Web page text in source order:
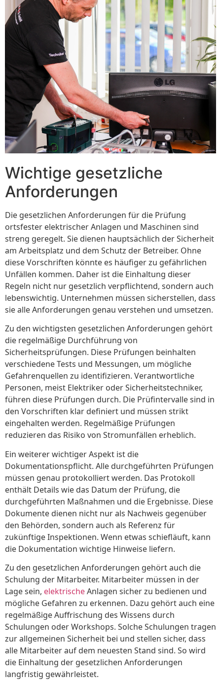
Wichtige gesetzliche
Anforderungen
Die gesetzlichen Anforderungen für die Prüfung
ortsfester elektrischer Anlagen und Maschinen sind
streng geregelt. Sie dienen hauptsächlich der Sicherheit
am Arbeitsplatz und dem Schutz der Betreiber. Ohne
diese Vorschriften könnte es häufiger zu gefährlichen
Unfällen kommen. Daher ist die Einhaltung dieser
Regeln nicht nur gesetzlich verpflichtend, sondern auch
lebenswichtig. Unternehmen müssen sicherstellen, dass
sie alle Anforderungen genau verstehen und umsetzen.
Zu den wichtigsten gesetzlichen Anforderungen gehört
die regelmäßige Durchführung von
Sicherheitsprüfungen. Diese Prüfungen beinhalten
verschiedene Tests und Messungen, um mögliche
Gefahrenquellen zu identifizieren. Verantwortliche
Personen, meist Elektriker oder Sicherheitstechniker,
führen diese Prüfungen durch. Die Prüfintervalle sind in
den Vorschriften klar definiert und müssen strikt
eingehalten werden. Regelmäßige Prüfungen
reduzieren das Risiko von Stromunfällen erheblich.
Ein weiterer wichtiger Aspekt ist die
Dokumentationspflicht. Alle durchgeführten Prüfungen
müssen genau protokolliert werden. Das Protokoll
enthält Details wie das Datum der Prüfung, die
durchgeführten Maßnahmen und die Ergebnisse. Diese
Dokumente dienen nicht nur als Nachweis gegenüber
den Behörden, sondern auch als Referenz für
zukünftige Inspektionen. Wenn etwas schiefläuft, kann
die Dokumentation wichtige Hinweise liefern.
Zu den gesetzlichen Anforderungen gehört auch die
Schulung der Mitarbeiter. Mitarbeiter müssen in der
Lage sein, elektrischeAnlagen sicher zu bedienen und
mögliche Gefahren zu erkennen. Dazu gehört auch eine
regelmäßige Auffrischung des Wissens durch
Schulungen oder Workshops. Solche Schulungen tragen
zur allgemeinen Sicherheit bei und stellen sicher, dass
alle Mitarbeiter auf dem neuesten Stand sind. So wird
die Einhaltung der gesetzlichen Anforderungen
langfristig gewährleistet.